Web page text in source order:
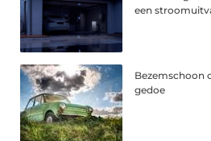
een
Bezemschoon
gedoe